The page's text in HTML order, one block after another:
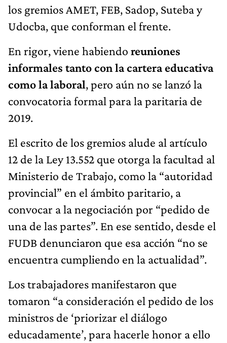
los gremios AMET, FEB, Sadop, Suteba y
Udocba, que conforman el frente.
En rigor, viene habiendo reuniones
informales tanto con la cartera educativa
como la laboral, pero aún no se lanzó la
convocatoria formal para la paritaria de
2019.
El escrito de los gremios alude al artículo
12 de la Ley 13.552 que otorga la facultad al
Ministerio de Trabajo, como la “autoridad
provincial” en el ámbito paritario, a
convocar a la negociación por “pedido de
una de las partes”. En ese sentido, desde el
FUDB denunciaron que esa acción “no se
encuentra cumpliendo en la actualidad”.
Los trabajadores manifestaron que
tomaron “a consideración el pedido de los
ministros de ‘priorizar el diálogo
educadamente’, para hacerle honor a ello